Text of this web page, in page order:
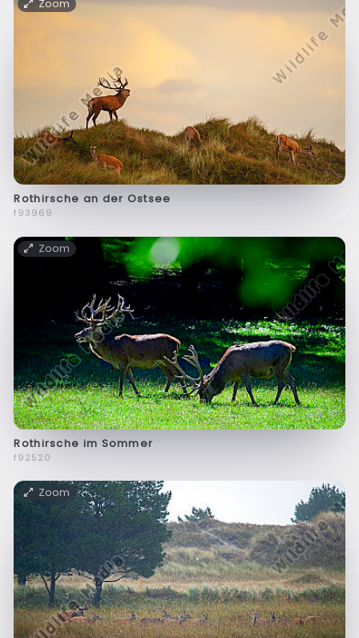
Zoom
Rothirsche an der Ostsee
f93969
Zoom
Rothirsche im Sommer
f92520
Zoom